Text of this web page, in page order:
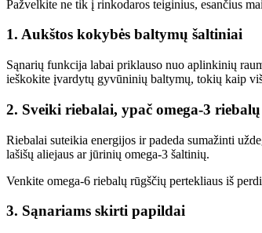
Pažvelkite ne tik į rinkodaros teiginius, esančius
1. Aukštos kokybės baltymų šaltiniai
Sąnarių funkcija labai priklauso nuo aplinkinių
ieškokite įvardytų gyvūninių baltymų, tokių kaip
2. Sveiki riebalai, ypač omega-3
Riebalai suteikia energijos ir padeda sumažinti
lašišų aliejaus ar jūrinių omega-3 šaltinių.
Venkite omega-6 riebalų rūgščių pertekliaus iš
3. Sąnariams skirti papildai